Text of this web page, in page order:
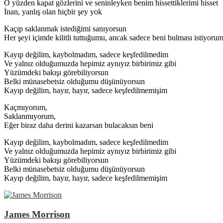
O yüzden kapat gözlerini ve seninleyken benim hissettiklerimi hisset
İnan, yanlış olan hiçbir şey yok
Kaçıp saklanmak istediğimi sanıyorsun
Her şeyi içimde kilitli tuttuğumu, ancak sadece beni bulması istiyorum
Kayıp değilim, kaybolmadım, sadece keşfedilmedim
Ve yalnız olduğumuzda hepimiz aynıyız birbirimiz gibi
Yüzümdeki bakışı görebiliyorsun
Belki münasebetsiz olduğumu düşünüyorsun
Kayıp değilim, hayır, hayır, sadece keşfedilmemişim
Kaçmıyorum,
Saklanmıyorum,
Eğer biraz daha derini kazarsan bulacaksın beni
Kayıp değilim, kaybolmadım, sadece keşfedilmedim
Ve yalnız olduğumuzda hepimiz aynıyız birbirimiz gibi
Yüzümdeki bakışı görebiliyorsun
Belki münasebetsiz olduğumu düşünüyorsun
Kayıp değilim, hayır, hayır, sadece keşfedilmemişim
James Morrison